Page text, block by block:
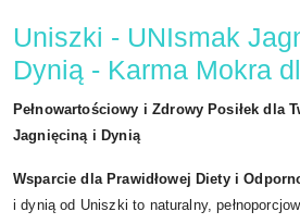
Uniszki - UNIsmak
Dynią - Karma Mokra
Pełnowartościowy i Zdrowy Posiłek dla
Jagnięciną i Dynią
Wsparcie dla Prawidłowej Diety i
i dynią od Uniszki to naturalny,